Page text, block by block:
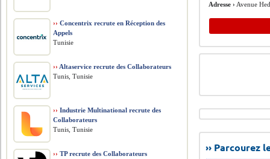
Adresse › Avenue
››
›› Concentrix recrute en Réception des
Appels
Tunisie
›› Altaservice recrute des Collaborateurs
Tunis, Tunisie
›› Industrie Multinational recrute des
Collaborateurs
Tunis, Tunisie
›› TP recrute des Collaborateurs